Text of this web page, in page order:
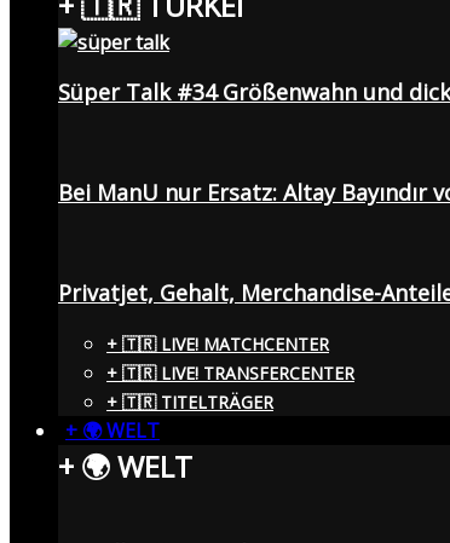
Süper Talk #34 Größenwahn und
Bei ManU nur Ersatz: Altay Bayındır
Privatjet, Gehalt, Merchandise-
+ 🇹🇷 LIVE! MATCHCENTER
+ 🇹🇷 LIVE! TRANSFERCENTER
+ 🇹🇷 TITELTRÄGER
+ 🌍 WELT
+ 🌍 WELT